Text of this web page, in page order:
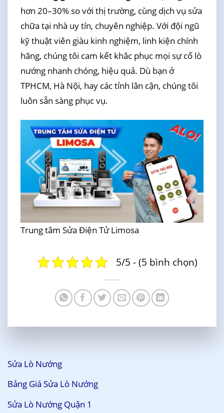
hơn 20–30% so với thị trường, cùng dịch vụ sửa
chữa tại nhà uy tín, chuyên nghiệp. Với đội ngũ
kỹ thuật viên giàu kinh nghiệm, linh kiện chính
hãng, chúng tôi cam kết khắc phục mọi sự cố lò
nướng nhanh chóng, hiệu quả. Dù bạn ở
TPHCM, Hà Nội, hay các tỉnh lân cận, chúng tôi
luôn sẵn sàng phục vụ.
Trung tâm Sửa Điện Tử Limosa
5/5 - (5 bình chọn)
Sửa Lò Nướng
Bảng Giá Sửa Lò Nướng
Sửa Lò Nướng Quận 1